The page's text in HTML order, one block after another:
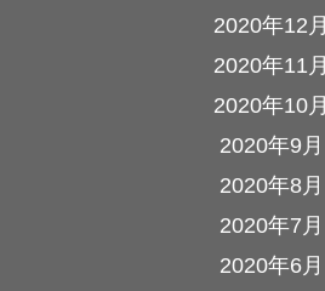
2020年12月
2020年11月
2020年10月
2020年9月
2020年8月
2020年7月
2020年6月